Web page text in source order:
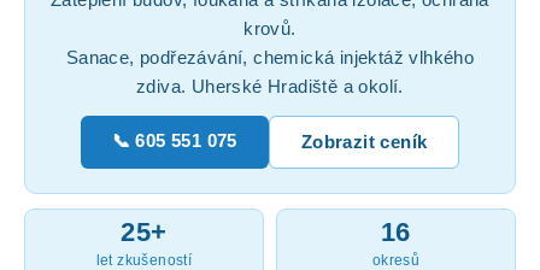
krovů.
Sanace, podřezávání, chemická injektáž vlhkého
zdiva. Uherské Hradiště a okolí.
📞 605 551 075 Zobrazit ceník
25+
let zkušeností
16
okresů